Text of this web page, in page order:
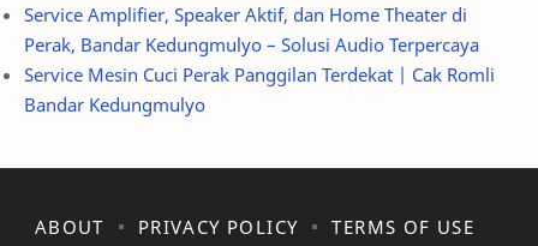
Service Amplifier, Speaker Aktif, dan Home Theater di
Perak, Bandar Kedungmulyo – Solusi Audio Terpercaya
Service Mesin Cuci Perak Panggilan Terdekat | Cak Romli
Bandar Kedungmulyo
ABOUT PRIVACY POLICY
TERMS OF USE